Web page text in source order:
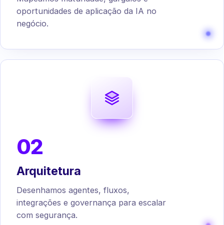
oportunidades de aplicação da IA no
negócio.
02
Arquitetura
Desenhamos agentes, fluxos,
integrações e governança para escalar
com segurança.